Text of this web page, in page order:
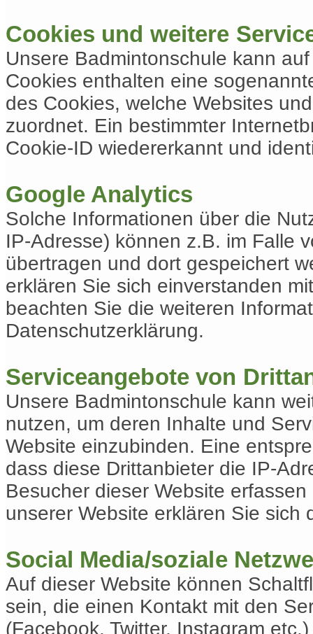
Cookies und weitere
Unsere Badmintonschule kann
Cookies enthalten eine
des Cookies, welche Websites
zuordnet. Ein bestimmter
Cookie-ID wiedererkannt und
Google Analytics
Solche Informationen über die
IP-Adresse) können z.B. im Falle
übertragen und dort gespeichert
erklären Sie sich einverstanden
beachten Sie die weiteren
Datenschutzerklärung.
Serviceangebote von
Unsere Badmintonschule kann
nutzen, um deren Inhalte und
Website einzubinden. Eine
dass diese Drittanbieter die IP-
Besucher dieser Website
unserer Website erklären Sie sich
Social Media/soziale
Auf dieser Website können
sein, die einen Kontakt mit den
(Facebook, Twitter, Instagram